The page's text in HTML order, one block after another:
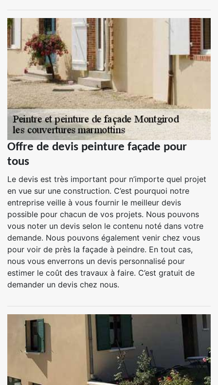
Offre de devis peinture façade pour
tous
Le devis est très important pour n’importe quel projet
en vue sur une construction. C’est pourquoi notre
entreprise veille à vous fournir le meilleur devis
possible pour chacun de vos projets. Nous pouvons
vous noter un devis selon le contenu noté dans votre
demande. Nous pouvons également venir chez vous
pour voir de près la façade à peindre. En tout cas,
nous vous enverrons un devis personnalisé pour
estimer le coût des travaux à faire. C’est gratuit de
demander un devis chez nous.